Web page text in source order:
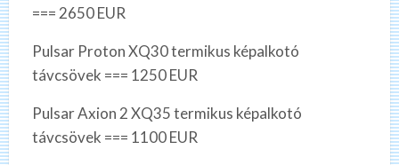
=== 2650 EUR
Pulsar Proton XQ30 termikus képalkotó
távcsövek === 1250 EUR
Pulsar Axion 2 XQ35 termikus képalkotó
távcsövek === 1100 EUR